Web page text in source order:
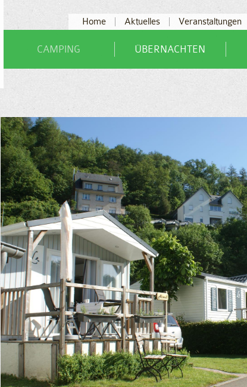
Home Aktuelles Veranstaltungen
CAMPING ÜBERNACHTEN